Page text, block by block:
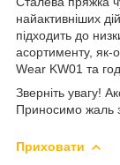
найактивніших
підходить до
асортименту,
Wear KW01 та
Зверніть увагу!
Приносимо жаль
Приховати